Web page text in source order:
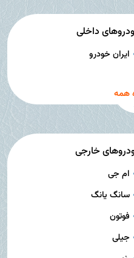
داخلی
ایران خودرو
همه
خارجی
ام جی
سانگ یانگ
فوتون
جیلی